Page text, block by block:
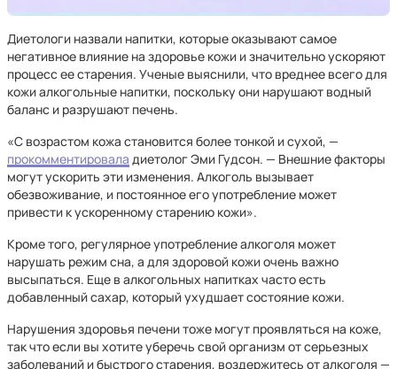
Диетологи назвали напитки, которые оказывают самое
негативное влияние на здоровье кожи и значительно ускоряют
процесс ее старения. Ученые выяснили, что вреднее всего для
кожи алкогольные напитки, поскольку они нарушают водный
баланс и разрушают печень.
«С возрастом кожа становится более тонкой и сухой, —
прокомментировала диетолог Эми Гудсон. — Внешние факторы
могут ускорить эти изменения. Алкоголь вызывает
обезвоживание, и постоянное его употребление может
привести к ускоренному старению кожи».
Кроме того, регулярное употребление алкоголя может
нарушать режим сна, а для здоровой кожи очень важно
высыпаться. Еще в алкогольных напитках часто есть
добавленный сахар, который ухудшает состояние кожи.
Нарушения здоровья печени тоже могут проявляться на коже,
так что если вы хотите уберечь свой организм от серьезных
заболеваний и быстрого старения, воздержитесь от алкоголя —